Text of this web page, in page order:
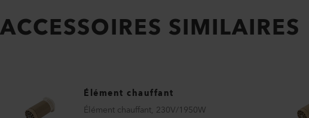
ACCESSOIRES SIMILAIRES
Élément chauffant
Élément chauffant, 230V/1950W